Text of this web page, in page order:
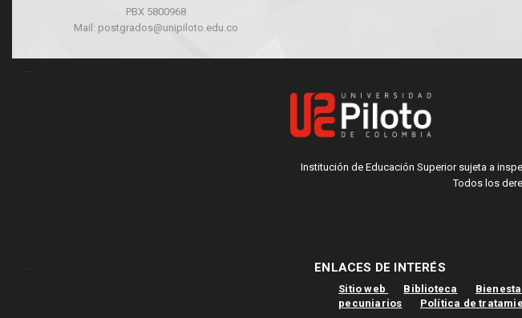
PBX 5800968
Mail: postgrados@unipiloto.edu.co
Institución de Educación Superior sujeta a
Todos los
ENLACES DE INTERÉS
Sitio web Biblioteca
pecuniarios
Política de